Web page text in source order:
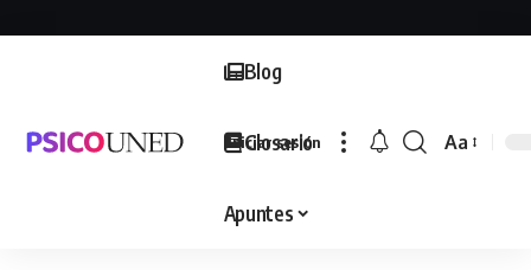
Blog
Glosario
Apuntes
Iniciar sesión
Font
Aa